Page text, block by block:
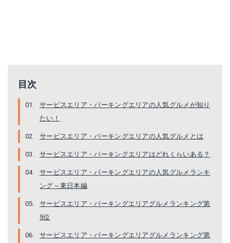
目次
サービスエリア・パーキングエリアの人気グルメが知り
たい！
サービスエリア・パーキングエリアの人気グルメとは
サービスエリア・パーキングエリアはどれくらいある？
サービスエリア・パーキングエリアの人気グルメランキ
ング～東日本編
サービスエリア・パーキングエリアグルメランキング第
5位
サービスエリア・パーキングエリアグルメランキング第